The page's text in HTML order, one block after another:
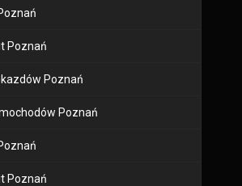
Poznań
Poznań
Poznań
Poznań